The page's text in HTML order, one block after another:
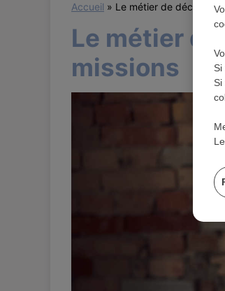
Accueil » Le métier de
Le métier
missions
Si